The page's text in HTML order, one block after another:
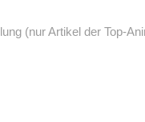
(nur Artikel der Top-